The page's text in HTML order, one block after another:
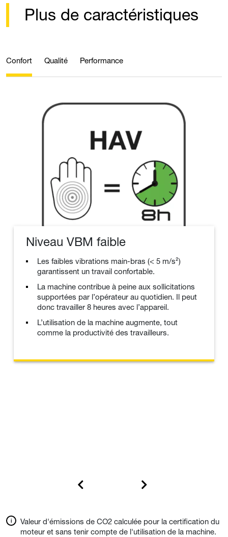
Plus de caractéristiques
Confort Qualité Performance
Niveau VBM faible
Les faibles vibrations main-bras (< 5 m/s²)
garantissent un travail confortable.
La machine contribue à peine aux sollicitations
supportées par l’opérateur au quotidien. Il peut
donc travailler 8 heures avec l’appareil.
L’utilisation de la machine augmente, tout
comme la productivité des travailleurs.
Valeur d'émissions de CO2 calculée pour la certification du
moteur et sans tenir compte de l'utilisation de la machine.